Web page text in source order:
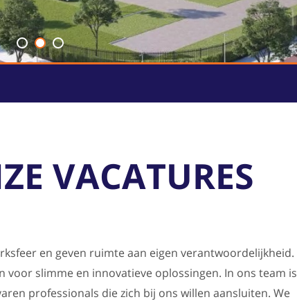
VACATURES
en geven ruimte aan eigen verantwoordelijkheid.
voor slimme en innovatieve oplossingen. In ons team is
professionals die zich bij ons willen aansluiten. We